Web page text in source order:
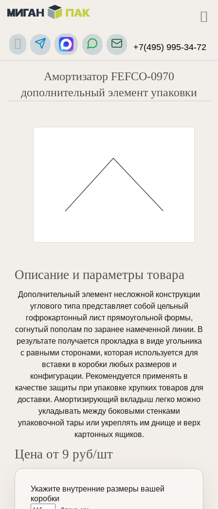
+7(495) 995-34-72
Амортизатор FEFCO-0970
дополнительный элемент упаковки
Описание и параметры товара
Дополнительный элемент несложной конструкции
углового типа представляет собой цельный
гофрокартонный лист прямоугольной формы,
согнутый пополам по заранее намеченной линии. В
результате получается прокладка в виде угольника
с равными сторонами, которая используется для
вставки в коробки любых размеров и
конфигурации. Рекомендуется применять в
качестве защиты при упаковке хрупких товаров для
доставки. Амортизирующий вкладыш легко можно
укладывать между боковыми стенками
упаковочной тары или укреплять им днище и верх
картонных ящиков.
Цена от 9 руб/шт
Укажите внутренние размеры вашей
коробки